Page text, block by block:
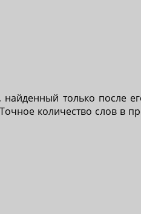
найденный только после
количество слов в